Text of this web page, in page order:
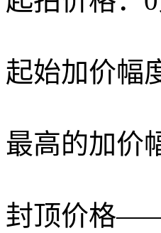
起始加价幅
最高的加价
封顶价格